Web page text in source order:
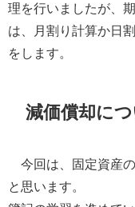
理を行いましたが、
は、月割り計算か日
をします。
減価償却に
今回は、固定資産
と思います。